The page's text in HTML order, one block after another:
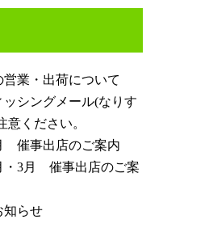
業・出荷について
ッシングメール(なりす
意ください。
催事出店のご案内
・3月 催事出店のご案
知らせ